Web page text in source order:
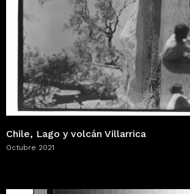
Chile, Lago y volcán Villarrica
Octubre 2021